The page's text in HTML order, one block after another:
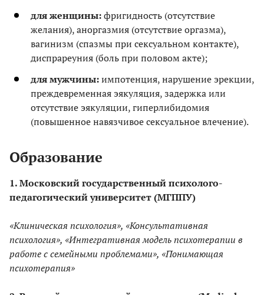
для женщины:фригидность (отсутствие
желания), аноргазмия (отсутствие оргазма),
вагинизм (спазмы при сексуальном контакте),
диспрареуния (боль при половом акте);
для мужчины:импотенция, нарушение эрекции,
преждевременная эякуляция, задержка или
отсутствие эякуляции, гиперлибидомия
(повышенное навязчивое сексуальное влечение).
Образование
1. Московский государственный психолого-
педагогический университет (МГППУ)
«Клиническая психология», «Консультативная
психология», «Интегративная модель психотерапии в
работе с семейными проблемами», «Понимающая
психотерапия»